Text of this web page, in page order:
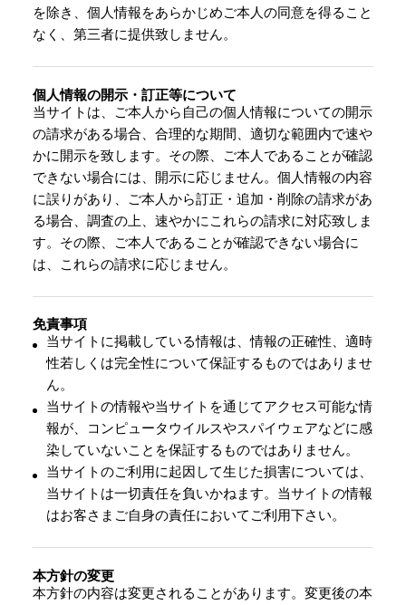
を除き、個人情報をあらかじめご本人の同意を得ること
なく、第三者に提供致しません。
個人情報の開示・訂正等について
当サイトは、ご本人から自己の個人情報についての開示
の請求がある場合、合理的な期間、適切な範囲内で速や
かに開示を致します。その際、ご本人であることが確認
できない場合には、開示に応じません。個人情報の内容
に誤りがあり、ご本人から訂正・追加・削除の請求があ
る場合、調査の上、速やかにこれらの請求に対応致しま
す。その際、ご本人であることが確認できない場合に
は、これらの請求に応じません。
免責事項
当サイトに掲載している情報は、情報の正確性、適時
性若しくは完全性について保証するものではありませ
ん。
当サイトの情報や当サイトを通じてアクセス可能な情
報が、コンピュータウイルスやスパイウェアなどに感
染していないことを保証するものではありません。
当サイトのご利用に起因して生じた損害については、
当サイトは一切責任を負いかねます。当サイトの情報
はお客さまご自身の責任においてご利用下さい。
本方針の変更
本方針の内容は変更されることがあります。変更後の本